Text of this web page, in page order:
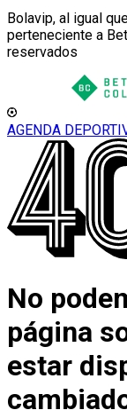
Bolavip, al igual
perteneciente a
reservados
AGENDA
No
página
estar